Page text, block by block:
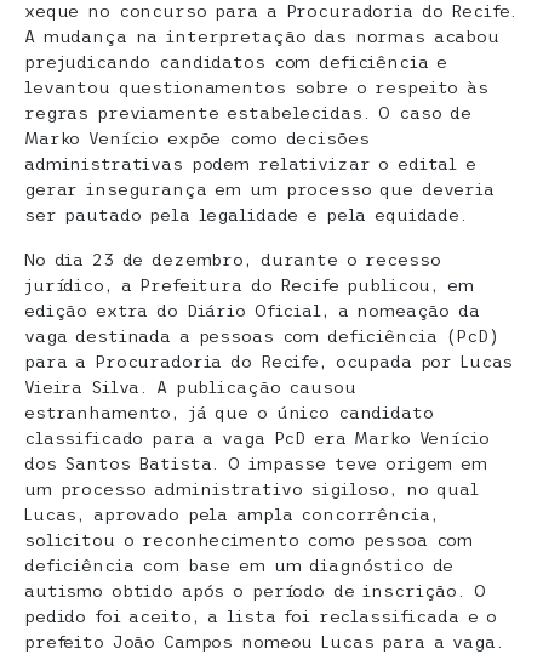
xeque no concurso para a Procuradoria do Recife.
A mudança na interpretação das normas acabou
prejudicando candidatos com deficiência e
levantou questionamentos sobre o respeito às
regras previamente estabelecidas. O caso de
Marko Venício expõe como decisões
administrativas podem relativizar o edital e
gerar insegurança em um processo que deveria
ser pautado pela legalidade e pela equidade.
No dia 23 de dezembro, durante o recesso
jurídico, a Prefeitura do Recife publicou, em
edição extra do Diário Oficial, a nomeação da
vaga destinada a pessoas com deficiência (PcD)
para a Procuradoria do Recife, ocupada por Lucas
Vieira Silva. A publicação causou
estranhamento, já que o único candidato
classificado para a vaga PcD era Marko Venício
dos Santos Batista. O impasse teve origem em
um processo administrativo sigiloso, no qual
Lucas, aprovado pela ampla concorrência,
solicitou o reconhecimento como pessoa com
deficiência com base em um diagnóstico de
autismo obtido após o período de inscrição. O
pedido foi aceito, a lista foi reclassificada e o
prefeito João Campos nomeou Lucas para a vaga.